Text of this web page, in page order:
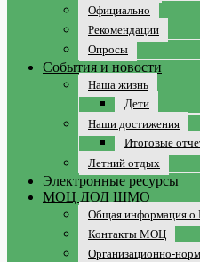
Официально
Рекомендации
Опросы
События и новости
Наша жизнь
Дети
Наши достижения
Итоговые
Летний отдых
Электронные ресурсы
МОЦ ДОД ШМО
Общая информация
Контакты МОЦ
Организационно-